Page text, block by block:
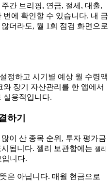
간 브리핑, 연금, 절세, 대출,
에 확인할 수 있습니다. 내 금
더라도, 월 1회 점검 화면으로
정하고 시기별 예상 월 수령액
장기 자산관리를 한 앱에서
실용적입니다.
하기
이 산 종목 순위, 투자 평가금
됩니다. 젤리 보관함에는 젤리
입니다.
은 아닙니다. 매월 현금으로